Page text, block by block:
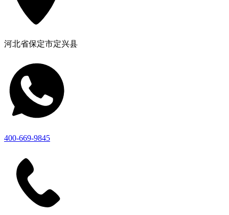
河北省保定市定兴县
400-669-9845